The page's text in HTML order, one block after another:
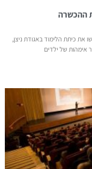
ההכשרה
את כיתת הלימוד באגודת ניצן,
של ילדים